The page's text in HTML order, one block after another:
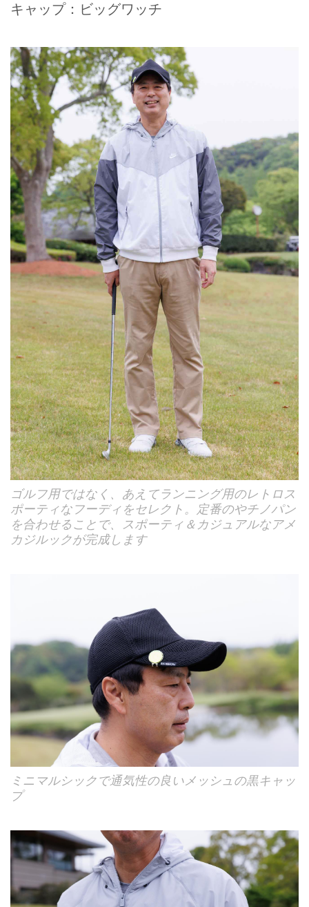
キャップ：ビッグワッチ
ゴルフ用ではなく、あえてランニング用のレトロス
ポーティなフーディをセレクト。定番のやチノパン
を合わせることで、スポーティ＆カジュアルなアメ
カジルックが完成します
ミニマルシックで通気性の良いメッシュの黒キャッ
プ